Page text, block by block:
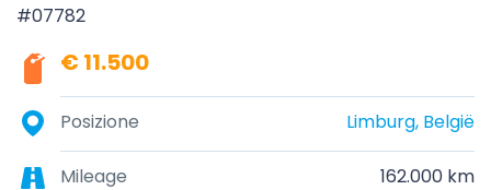
#07782
€ 11.500
Posizione Limburg, België
Mileage 162.000 km